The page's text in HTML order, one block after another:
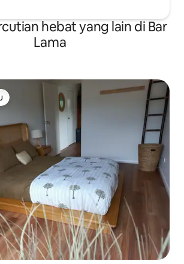
hebat yang lain di Bar
Lama